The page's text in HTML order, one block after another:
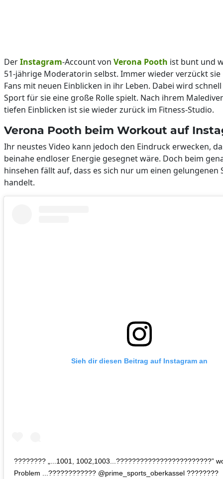
DerInstagram-Account von Verona Pooth ist bunt und
51-jährige Moderatorin selbst. Immer wieder verzückt
Fans mit neuen Einblicken in ihr Leben. Dabei wird schnell
Sport für sie eine große Rolle spielt. Nach ihrem
tiefen Einblicken ist sie wieder zurück im Fitness-Studio.
Verona Pooth beim Workout auf
Ihr neustes Video kann jedoch den Eindruck erwecken,
beinahe endloser Energie gesegnet wäre. Doch beim
hinsehen fällt auf, dass es sich nur um einen gelungenen
handelt.
Sieh dir diesen Beitrag auf Instagram an
???????? „...1001, 1002,1003...????????????????????????”
Problem ...???????????? @prime_sports_oberkassel ????????